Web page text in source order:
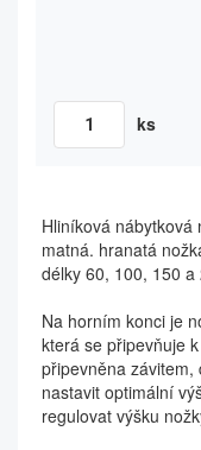
ks
Hliníková
matná. hranatá
délky 60, 100, 150 a
Na horním konci je
která se připevňuje
připevněna
nastavit optimální
regulovat výšku